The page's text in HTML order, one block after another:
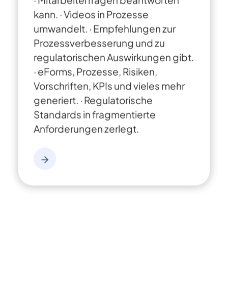
kann. · Videos in Prozesse
umwandelt. · Empfehlungen zur
Prozessverbesserung und zu
regulatorischen Auswirkungen gibt.
· eForms, Prozesse, Risiken,
Vorschriften, KPIs und vieles mehr
generiert. · Regulatorische
Standards in fragmentierte
Anforderungen zerlegt.